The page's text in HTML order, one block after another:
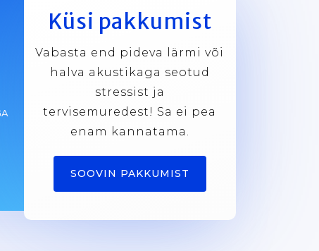
Küsi pakkumist
Vabasta end pideva lärmi või
halva akustikaga seotud
stressist ja
tervisemuredest! Sa ei pea
enam kannatama.
SOOVIN PAKKUMIST